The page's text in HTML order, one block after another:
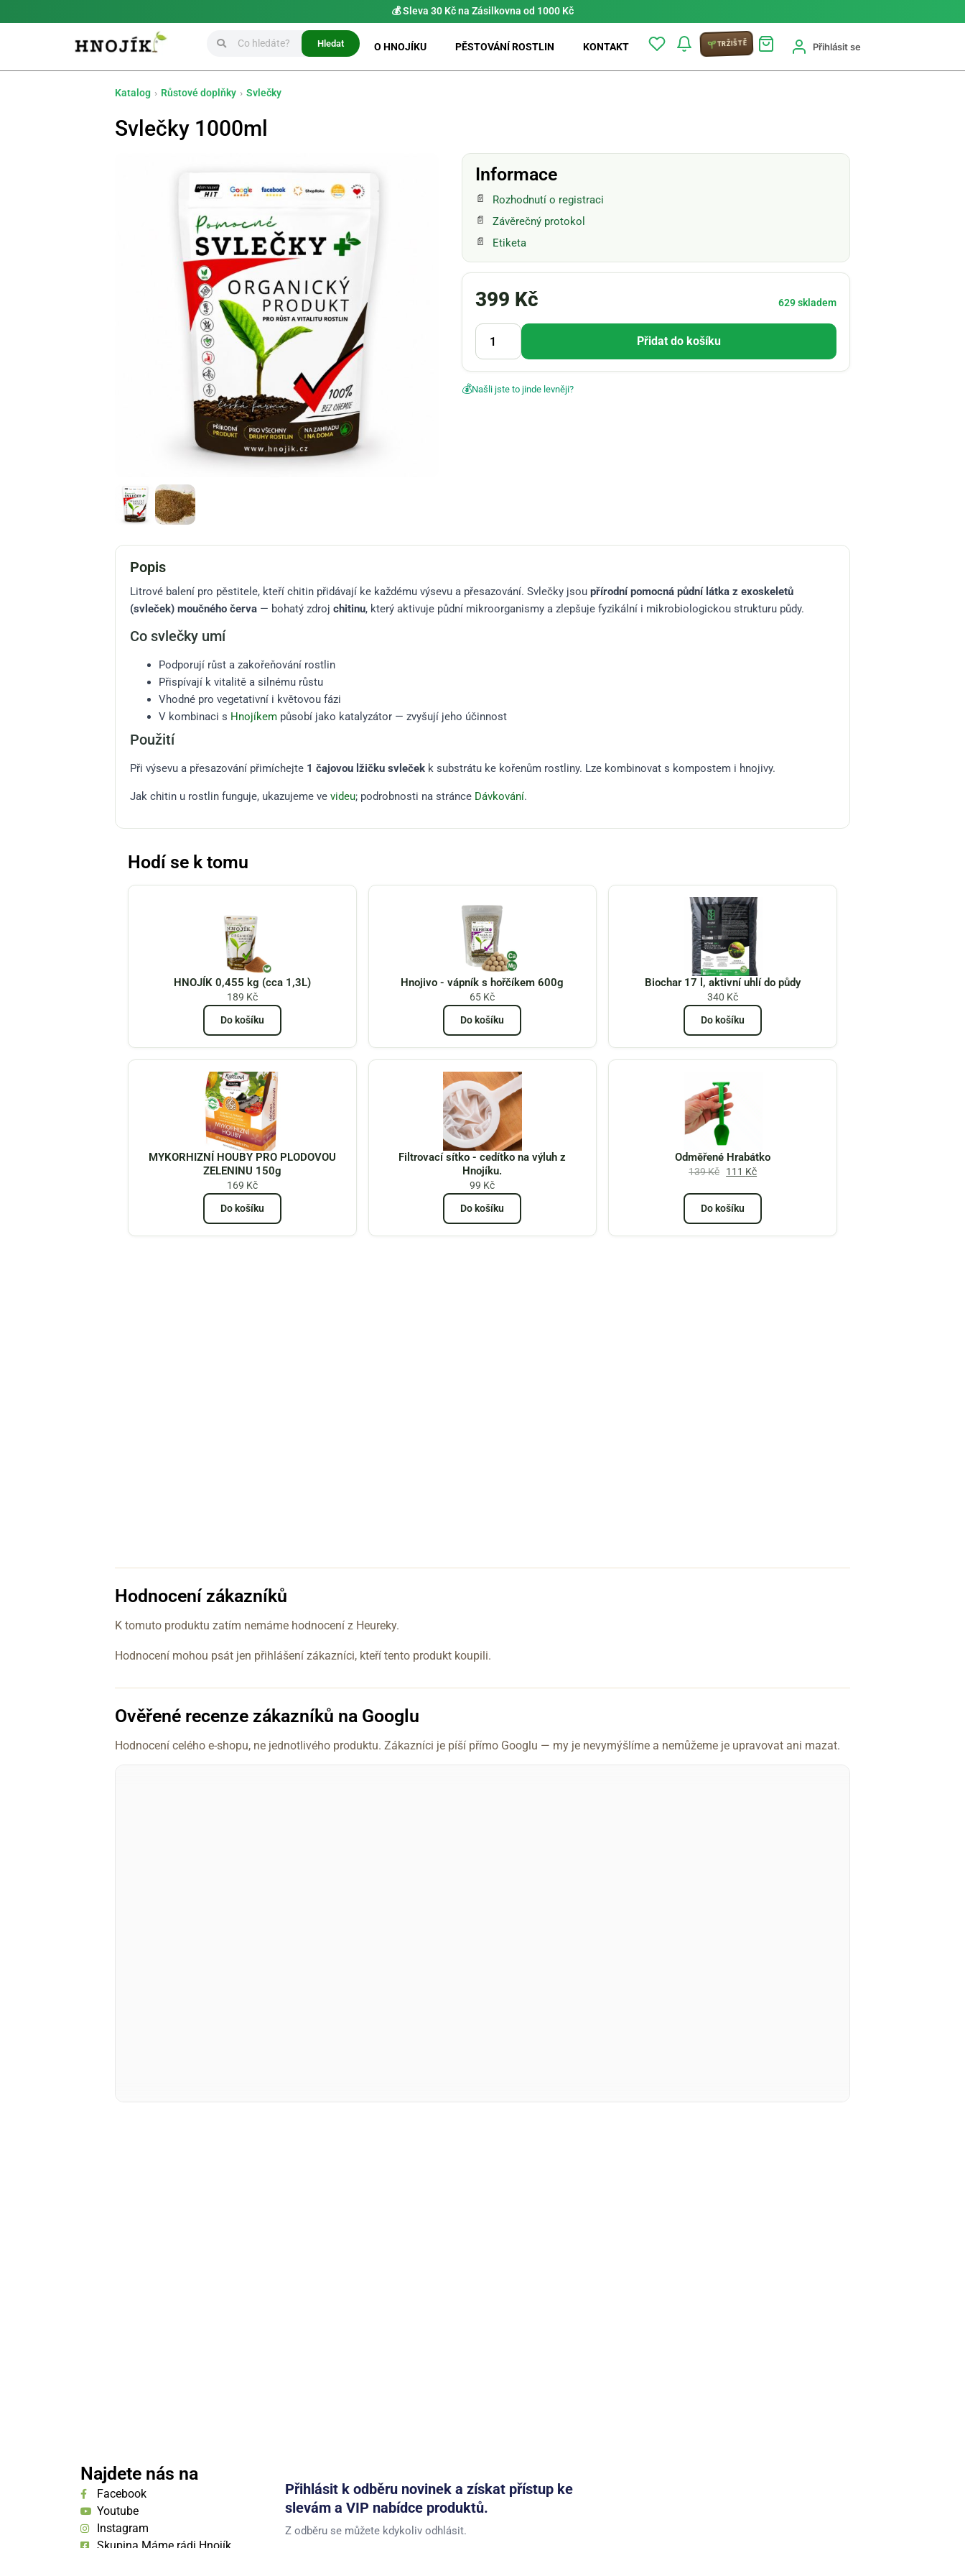
💰 Sleva 30 Kč na Zásilkovna od 1000 Kč
Hledat O HNOJÍKU PĚSTOVÁNÍ ROSTLIN KONTAKT TRŽIŠTĚ Přihlásit se
Katalog › Růstové doplňky › Svlečky
Svlečky 1000ml
Informace
Rozhodnutí o registraci
Závěrečný protokol
Etiketa
399 Kč 629 skladem
Přidat do košíku
💰Našli jste to jinde levněji?
Popis
Litrové balení pro pěstitele, kteří chitin přidávají ke každému výsevu a přesazování. Svlečky jsou přírodní pomocná půdní látka z exoskeletů
(svleček) moučného červa — bohatý zdroj chitinu, který aktivuje půdní mikroorganismy a zlepšuje fyzikální i mikrobiologickou strukturu půdy.
Co svlečky umí
Podporují růst a zakořeňování rostlin
Přispívají k vitalitě a silnému růstu
Vhodné pro vegetativní i květovou fázi
V kombinaci s Hnojíkem působí jako katalyzátor — zvyšují jeho účinnost
Použití
Při výsevu a přesazování přimíchejte 1 čajovou lžičku svleček k substrátu ke kořenům rostliny. Lze kombinovat s kompostem i hnojivy.
Jak chitin u rostlin funguje, ukazujeme ve videu; podrobnosti na stránce Dávkování.
Hodí se k tomu
HNOJÍK 0,455 kg (cca 1,3L)
189 Kč
Do košíku
Hnojivo - vápník s hořčíkem 600g
65 Kč
Do košíku
Biochar 17 l, aktivní uhlí do půdy
340 Kč
Do košíku
MYKORHIZNÍ HOUBY PRO PLODOVOU
ZELENINU 150g
169 Kč
Do košíku
Filtrovací sítko - cedítko na výluh z
Hnojíku.
99 Kč
Do košíku
Odměřené Hrabátko
139Kč 111 Kč
Do košíku
Hodnocení zákazníků
K tomuto produktu zatím nemáme hodnocení z Heureky.
Hodnocení mohou psát jen přihlášení zákazníci, kteří tento produkt koupili.
Ověřené recenze zákazníků na Googlu
Hodnocení celého e-shopu, ne jednotlivého produktu. Zákazníci je píší přímo Googlu — my je nevymýšlíme a nemůžeme je upravovat ani mazat.
Najdete nás na
Facebook
Youtube
Instagram
Skupina Máme rádi Hnojík
Přihlásit k odběru novinek a získat přístup ke
slevám a VIP nabídce produktů.
Z odběru se můžete kdykoliv odhlásit.